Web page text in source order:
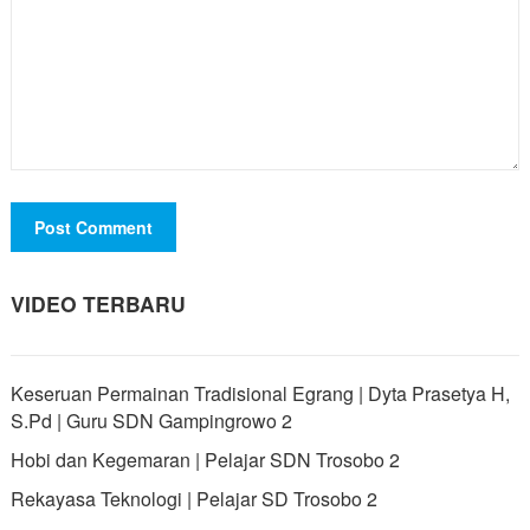
VIDEO TERBARU
Keseruan Permainan Tradisional Egrang | Dyta Prasetya H,
S.Pd | Guru SDN Gampingrowo 2
Hobi dan Kegemaran | Pelajar SDN Trosobo 2
Rekayasa Teknologi | Pelajar SD Trosobo 2